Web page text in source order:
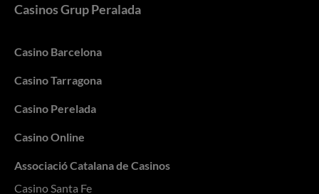
Casinos Grup Peralada
Casino Barcelona
Casino Tarragona
Casino Perelada
Casino Online
Associació Catalana de Casinos
Casino Santa Fe